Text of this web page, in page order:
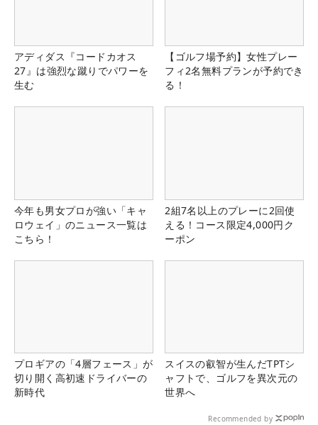
アディダス『コードカオス
27』は強烈な蹴りでパワーを
生む
【ゴルフ場予約】女性プレー
フィ2名無料プランが予約でき
る！
今年も男女プロが強い「キャ
ロウェイ」のニュース一覧は
こちら！
2組7名以上のプレーに2回使
える！コース限定4,000円ク
ーポン
プロギアの「4層フェース」が
切り開く高初速ドライバーの
新時代
スイスの叡智が生んだTPTシ
ャフトで、ゴルフを異次元の
世界へ
Recommended by